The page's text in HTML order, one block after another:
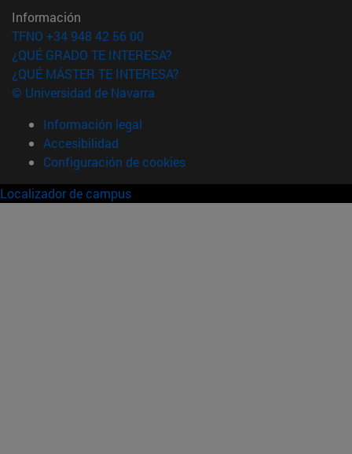
Información
TFNO +34 948 42 56 00
¿QUÉ GRADO TE INTERESA?
¿QUÉ MÁSTER TE INTERESA?
© Universidad de Navarra
Información legal
Accesibilidad
Configuración de cookies
Localizador de campus